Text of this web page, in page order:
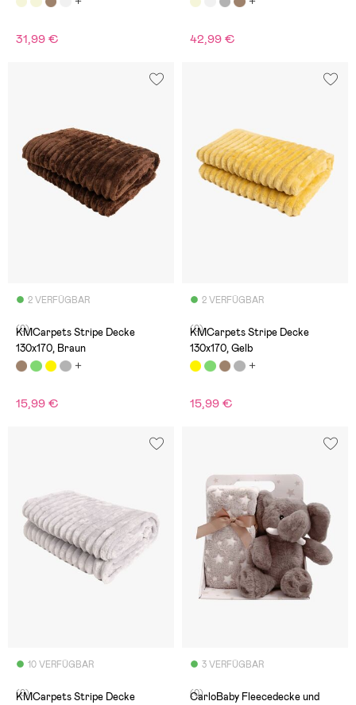
31,99 € 42,99 €
2 VERFÜGBAR
(0)
KMCarpets Stripe Decke
130x170, Braun
15,99 €
2 VERFÜGBAR
(0)
KMCarpets Stripe Decke
130x170, Gelb
15,99 €
10 VERFÜGBAR
(0)
KMCarpets Stripe Decke
3 VERFÜGBAR
(0)
CarloBaby Fleecedecke und